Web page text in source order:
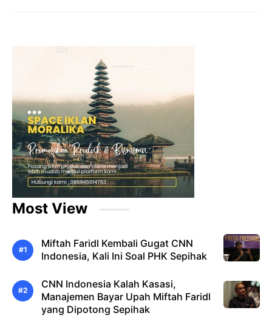
Most View
Miftah Faridl Kembali Gugat CNN
Indonesia, Kali Ini Soal PHK Sepihak
CNN Indonesia Kalah Kasasi,
Manajemen Bayar Upah Miftah Faridl
yang Dipotong Sepihak